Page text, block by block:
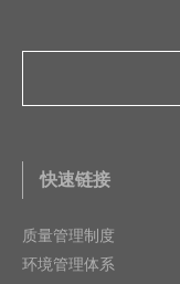
快速链接
质量管理制度
环境管理体系